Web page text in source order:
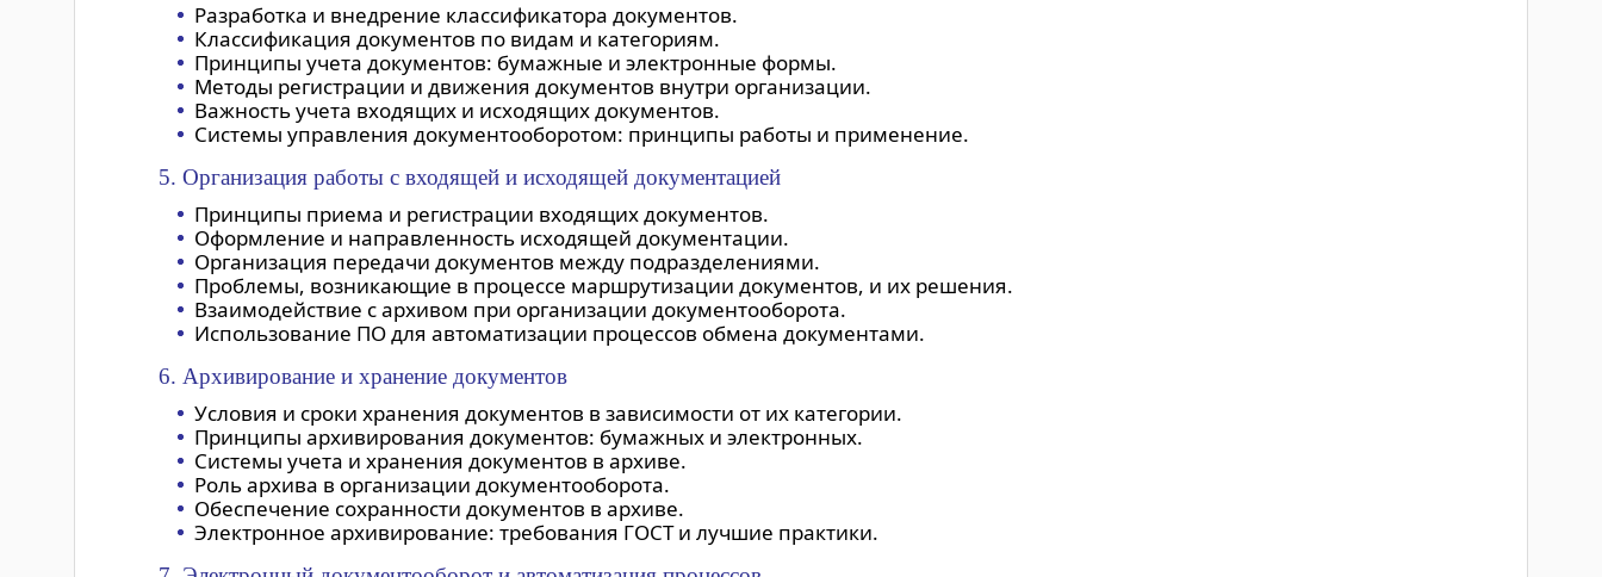
Разработка и внедрение классификатора документов.
Классификация документов по видам и категориям.
Принципы учета документов: бумажные и электронные формы.
Методы регистрации и движения документов внутри организации.
Важность учета входящих и исходящих документов.
Системы управления документооборотом: принципы работы и применение.
5. Организация работы с входящей и исходящей документацией
Принципы приема и регистрации входящих документов.
Оформление и направленность исходящей документации.
Организация передачи документов между подразделениями.
Проблемы, возникающие в процессе маршрутизации документов, и их решения.
Взаимодействие с архивом при организации документооборота.
Использование ПО для автоматизации процессов обмена документами.
6. Архивирование и хранение документов
Условия и сроки хранения документов в зависимости от их категории.
Принципы архивирования документов: бумажных и электронных.
Системы учета и хранения документов в архиве.
Роль архива в организации документооборота.
Обеспечение сохранности документов в архиве.
Электронное архивирование: требования ГОСТ и лучшие практики.